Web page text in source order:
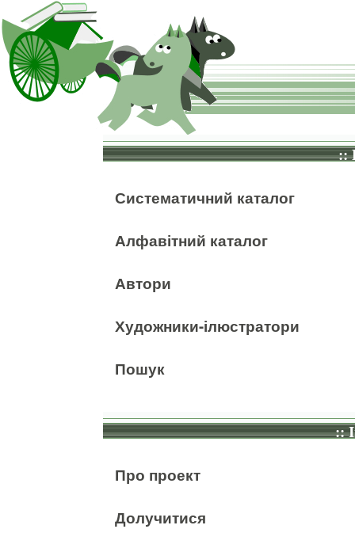
::
Систематичний каталог
Алфавітний каталог
Автори
Художники-ілюстратори
Пошук
::
Про проект
Долучитися